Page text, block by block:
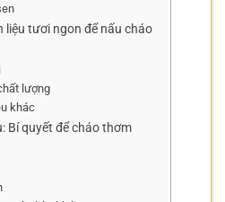
liệu tươi ngon để nấu cháo
lượng
khác
Bí quyết để cháo thơm